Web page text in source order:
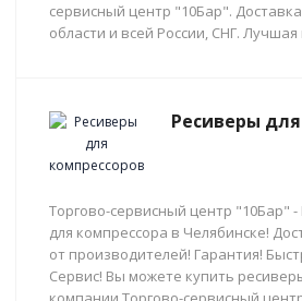
сервисный центр "10Бар".
области и всей России, СНГ.
Ресиверы
Торгово-сервисный центр "10Бар"
для компрессора в Челябинске!
от производителей! Гарантия!
Сервис! Вы можете купить